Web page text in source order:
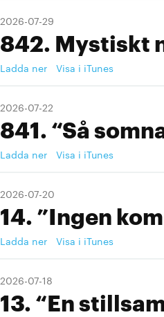
2026-07-29
842. Mystiskt
Ladda ner Visa i iTunes
2026-07-22
841. “Så
Ladda ner Visa i iTunes
2026-07-20
14. ”Ingen
Ladda ner Visa i iTunes
2026-07-18
13. “En